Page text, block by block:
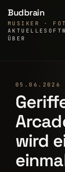
Budbrain
MUSIKER ·
AKTUELLE
ÜBER
05.06.2026
wird